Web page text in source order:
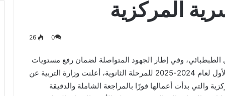
المركزية
0
26
الطبطبائي، وفي إطار الجهود المتواصلة لضمان رفع مستويات
السرية والأمان في تحضير امتحانات الفصل الدراسي الأول لعام 2024-2025 للمرحلة الثانوية، أعلنت وزارة التربية عن
والتي بدأت أعمالها فورًا بالمراجعة الشاملة والدقيقة